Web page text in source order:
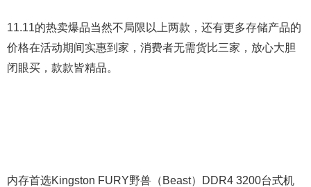
11.11的热卖爆品当然不局限以上两款，还有更多存储产品的
价格在活动期间实惠到家，消费者无需货比三家，放心大胆
闭眼买，款款皆精品。
内存首选Kingston FURY野兽（Beast）DDR4 3200台式机